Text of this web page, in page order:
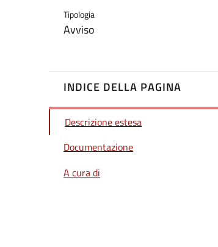
Tipologia
Avviso
INDICE DELLA PAGINA
Descrizione estesa
Documentazione
A cura di